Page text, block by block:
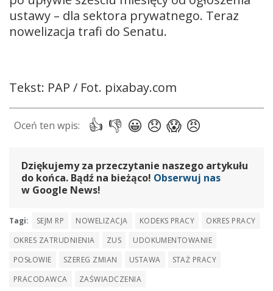
ustawy – dla sektora prywatnego. Teraz
nowelizacja trafi do Senatu.
Tekst: PAP / Fot. pixabay.com
Dziękujemy za przeczytanie naszego artykułu
do końca. Bądź na bieżąco! Obserwuj nas
w Google News!
Tagi: SEJM RP NOWELIZACJA KODEKS PRACY
OKRES PRACY
OKRES ZATRUDNIENIA
ZUS
UDOKUMENTOWANIE
POSŁOWIE
SZEREG ZMIAN USTAWA
STAŻ PRACY
PRACODAWCA
ZAŚWIADCZENIA